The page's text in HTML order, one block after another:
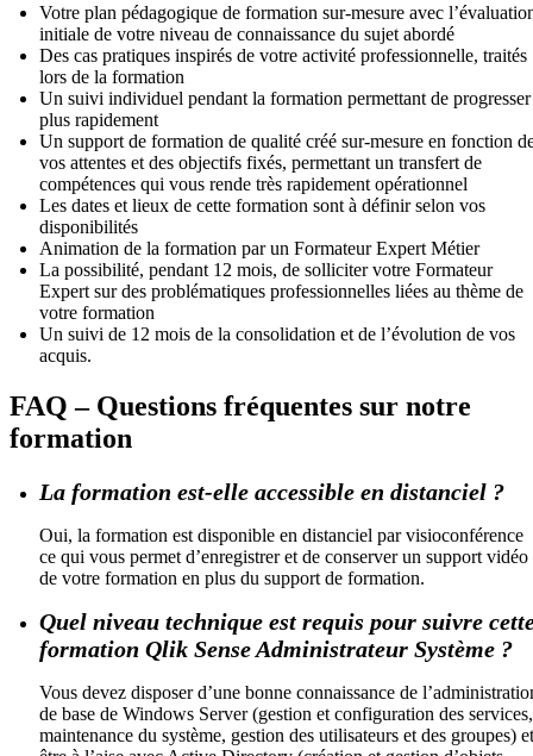
Votre plan pédagogique de formation sur-mesure avec
initiale de votre niveau de connaissance du sujet abordé
Des cas pratiques inspirés de votre activité professionnelle, traités
lors de la formation
Un suivi individuel pendant la formation permettant de progresser
plus rapidement
Un support de formation de qualité créé sur-mesure en fonction
vos attentes et des objectifs fixés, permettant un transfert de
compétences qui vous rende très rapidement opérationnel
Les dates et lieux de cette formation sont à définir selon vos
disponibilités
Animation de la formation par un Formateur Expert Métier
La possibilité, pendant 12 mois, de solliciter votre Formateur
Expert sur des problématiques professionnelles liées au thème de
votre formation
Un suivi de 12 mois de la consolidation et de l’évolution de vos
acquis.
FAQ – Questions fréquentes sur notre
formation
La formation est-elle accessible en distanciel ?
Oui, la formation est disponible en distanciel par visioconférence
ce qui vous permet d’enregistrer et de conserver un support vidéo
de votre formation en plus du support de formation.
Quel niveau technique est requis pour suivre
formation Qlik Sense Administrateur Système ?
Vous devez disposer d’une bonne connaissance de
de base de Windows Server (gestion et configuration des services,
maintenance du système, gestion des utilisateurs et des groupes) et